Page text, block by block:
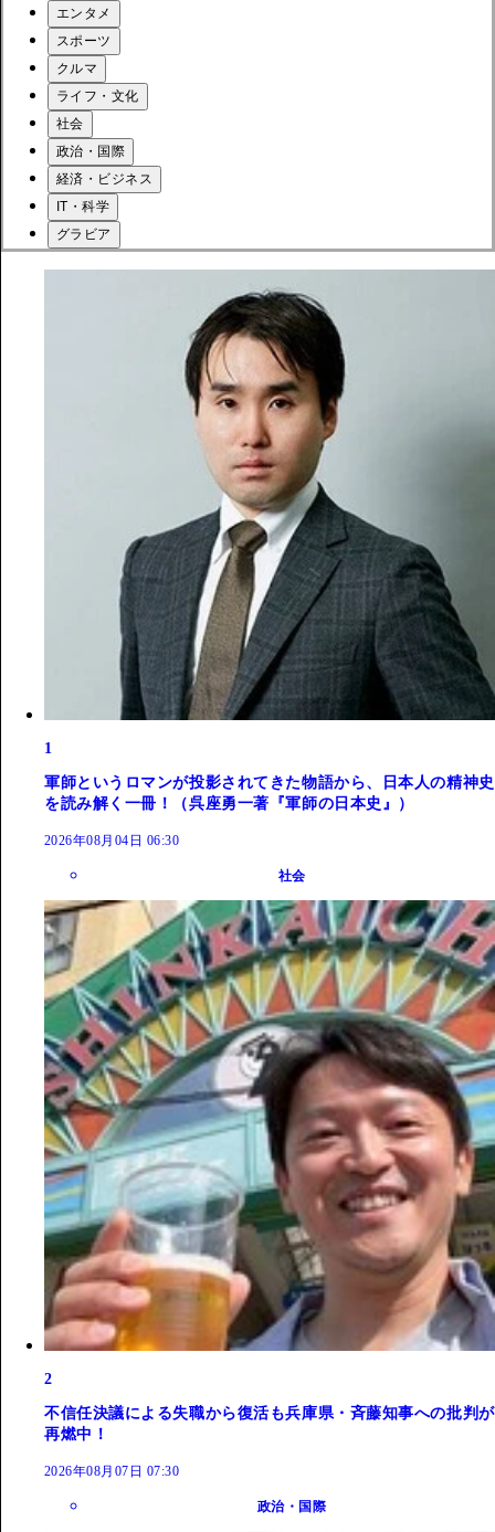
エンタメ
スポーツ
クルマ
ライフ・文化
社会
政治・国際
経済・ビジネス
IT・科学
グラビア
1
軍師というロマンが投影されてきた物語から、日本人の精神史
を読み解く一冊！（呉座勇一著『軍師の日本史』）
2026年08月04日 06:30
社会
2
不信任決議による失職から復活も兵庫県・斉藤知事への批判が
再燃中！
2026年08月07日 07:30
政治・国際